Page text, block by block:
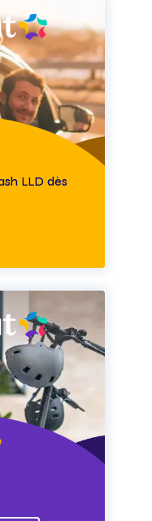
LLD dès